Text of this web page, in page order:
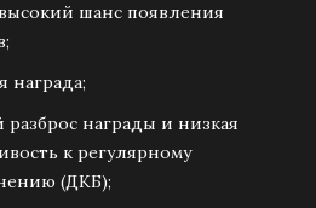
шанс появления
награда;
разброс награды и низкая
к регулярному
(ДКБ);